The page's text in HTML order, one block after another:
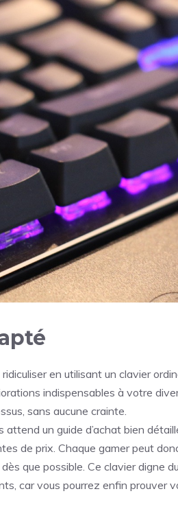
en utilisant un clavier
indispensables à votre
sans aucune crainte.
un guide d’achat bien
de prix. Chaque gamer peut
que possible. Ce clavier digne
car vous pourrez enfin prouver